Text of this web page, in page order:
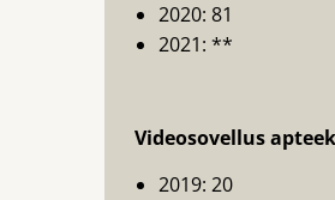
2020: 81
2021: **
Videosovellus
2019: 20